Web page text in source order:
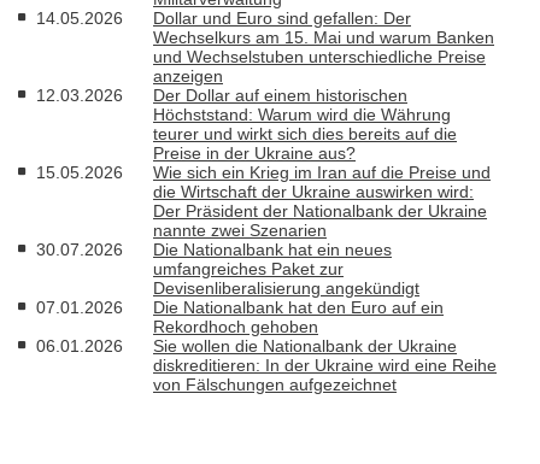
14.05.2026
Dollar und Euro sind gefallen: Der
Wechselkurs am 15. Mai und warum Banken
und Wechselstuben unterschiedliche Preise
anzeigen
12.03.2026
Der Dollar auf einem historischen
Höchststand: Warum wird die Währung
teurer und wirkt sich dies bereits auf die
Preise in der Ukraine aus?
15.05.2026
Wie sich ein Krieg im Iran auf die Preise und
die Wirtschaft der Ukraine auswirken wird:
Der Präsident der Nationalbank der Ukraine
nannte zwei Szenarien
30.07.2026
Die Nationalbank hat ein neues
umfangreiches Paket zur
Devisenliberalisierung angekündigt
07.01.2026
Die Nationalbank hat den Euro auf ein
Rekordhoch gehoben
06.01.2026
Sie wollen die Nationalbank der Ukraine
diskreditieren: In der Ukraine wird eine Reihe
von Fälschungen aufgezeichnet